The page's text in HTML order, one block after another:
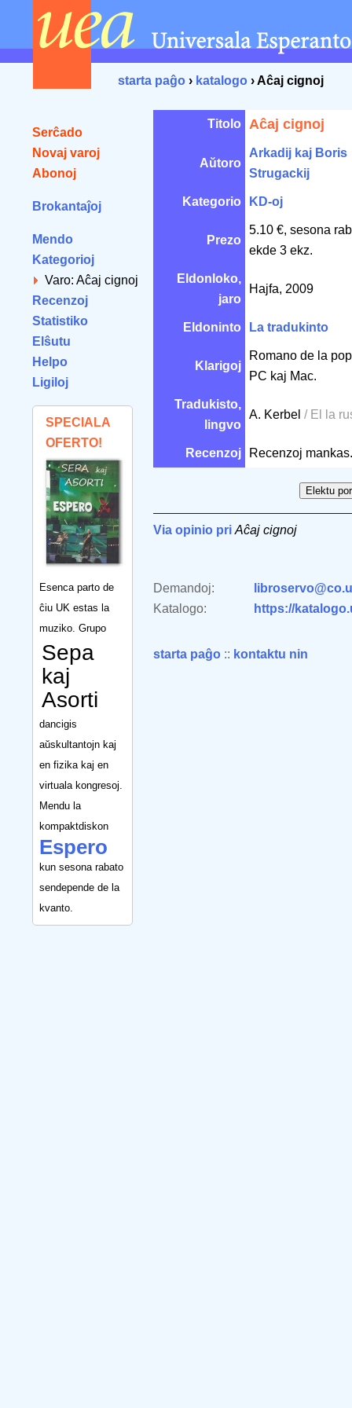
starta paĝo › katalogo › Aĉaj cignoj
Serĉado
Novaj varoj
Abonoj
Brokantaĵoj
Mendo
Kategorioj
Varo: Aĉaj cignoj
Recenzoj
Statistiko
Elŝutu
Helpo
Ligiloj
SPECIALA
OFERTO!
Esenca parto de
ĉiu UK estas la
muziko. Grupo
Sepa
kaj
Asorti
dancigis
aŭskultantojn kaj
en fizika kaj en
virtuala kongresoj.
Mendu la
kompaktdiskon
Espero
kun sesona rabato
sendepende de la
kvanto.
Titolo Aĉaj cignoj
Aŭtoro
Arkadij kaj Boris
Strugackij
Kategorio KD-oj
Prezo
5.10 €, sesona
ekde 3 ekz.
Eldonloko,
jaro
Hajfa, 2009
Eldoninto La tradukinto
Klarigoj
Romano de la
PC kaj Mac.
Tradukisto,
lingvo
A. Kerbel / El la
Recenzoj Recenzoj mankas.
Via opinio pri Aĉaj cignoj
Demandoj:
Katalogo:
https://
starta paĝo :: kontaktu nin